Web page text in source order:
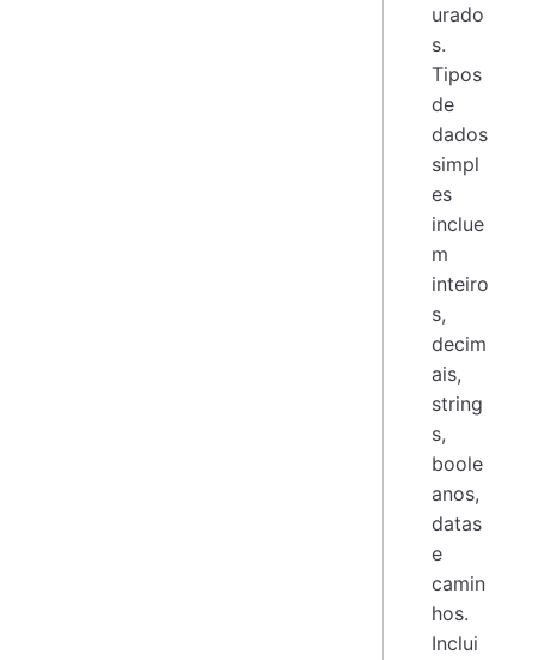
urado
s.
Tipos
de
dados
simpl
es
inclue
m
inteiro
s,
decim
ais,
string
s,
boole
anos,
datas
e
camin
hos.
Inclui